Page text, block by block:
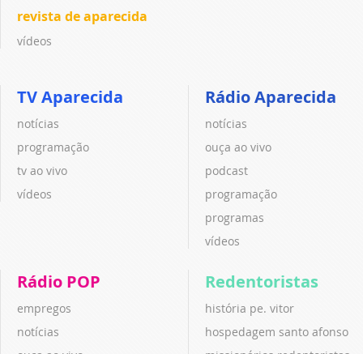
revista de aparecida
vídeos
TV Aparecida
notícias
programação
tv ao vivo
vídeos
Rádio Aparecida
notícias
ouça ao vivo
podcast
programação
programas
vídeos
Rádio POP
empregos
notícias
Redentoristas
história pe. vitor
hospedagem santo afonso